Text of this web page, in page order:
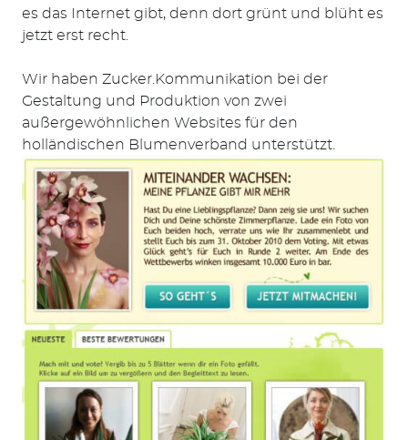
es das Internet gibt, denn dort grünt und blüht es
jetzt erst recht.
Wir haben Zucker.Kommunikation bei der
Gestaltung und Produktion von zwei
außergewöhnlichen Websites für den
holländischen Blumenverband unterstützt.